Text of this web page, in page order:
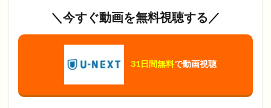
＼今すぐ動画を無料視聴する／
31日間無料で動画視聴